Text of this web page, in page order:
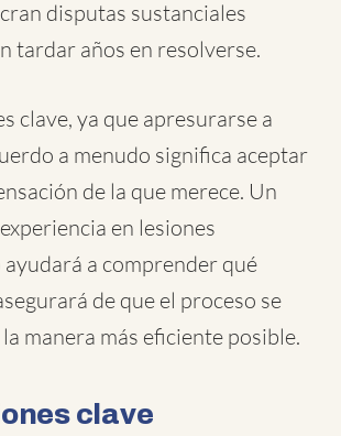
disputas sustanciales
tardar años en resolverse.
clave, ya que apresurarse a
a menudo significa aceptar
de la que merece. Un
en lesiones
a comprender qué
de que el proceso se
manera más eficiente posible.
clave